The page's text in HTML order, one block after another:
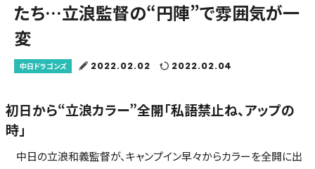
たち…立浪監督の“円陣”で雰囲気が一
変
中日ドラゴンズ 2022.02.02 2022.02.04
初日から“立浪カラー”全開「私語禁止ね、アップの
時」
中日の立浪和義監督が、キャンプイン早々からカラーを全開に出